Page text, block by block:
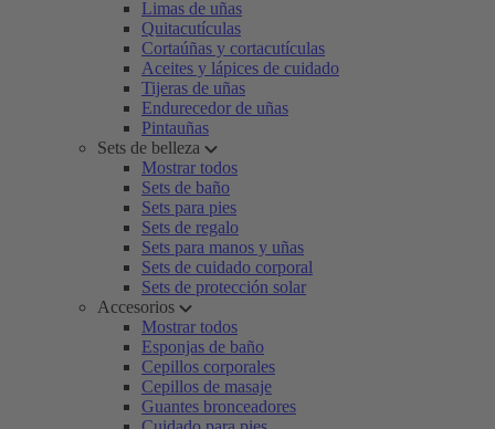
Limas de uñas
Quitacutículas
Cortaúñas y cortacutículas
Aceites y lápices de cuidado
Tijeras de uñas
Endurecedor de uñas
Pintauñas
Sets de belleza
Mostrar todos
Sets de baño
Sets para pies
Sets de regalo
Sets para manos y uñas
Sets de cuidado corporal
Sets de protección solar
Accesorios
Mostrar todos
Esponjas de baño
Cepillos corporales
Cepillos de masaje
Guantes bronceadores